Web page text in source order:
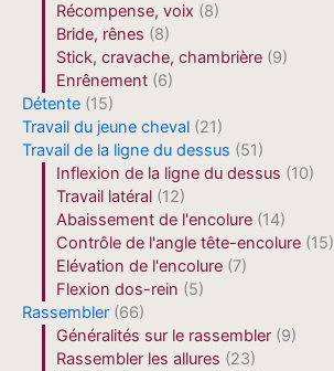
Récompense, voix (8)
Bride, rênes (8)
Stick, cravache, chambrière (9)
Enrênement (6)
Détente (15)
Travail du jeune cheval (21)
Travail de la ligne du dessus (51)
Inflexion de la ligne du dessus (10)
Travail latéral (12)
Abaissement de l'encolure (14)
Contrôle de l'angle tête-encolure (15)
Elévation de l'encolure (7)
Flexion dos-rein (5)
Rassembler (66)
Généralités sur le rassembler (9)
Rassembler les allures (23)